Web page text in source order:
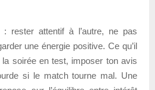
: rester attentif à l’autre, ne pas
une énergie positive. Ce qu’il
soirée en test, imposer ton avis
si le match tourne mal. Une